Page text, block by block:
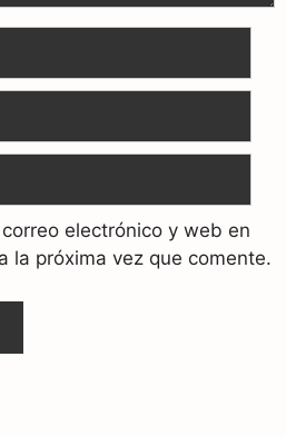
electrónico y web en
la próxima vez que comente.